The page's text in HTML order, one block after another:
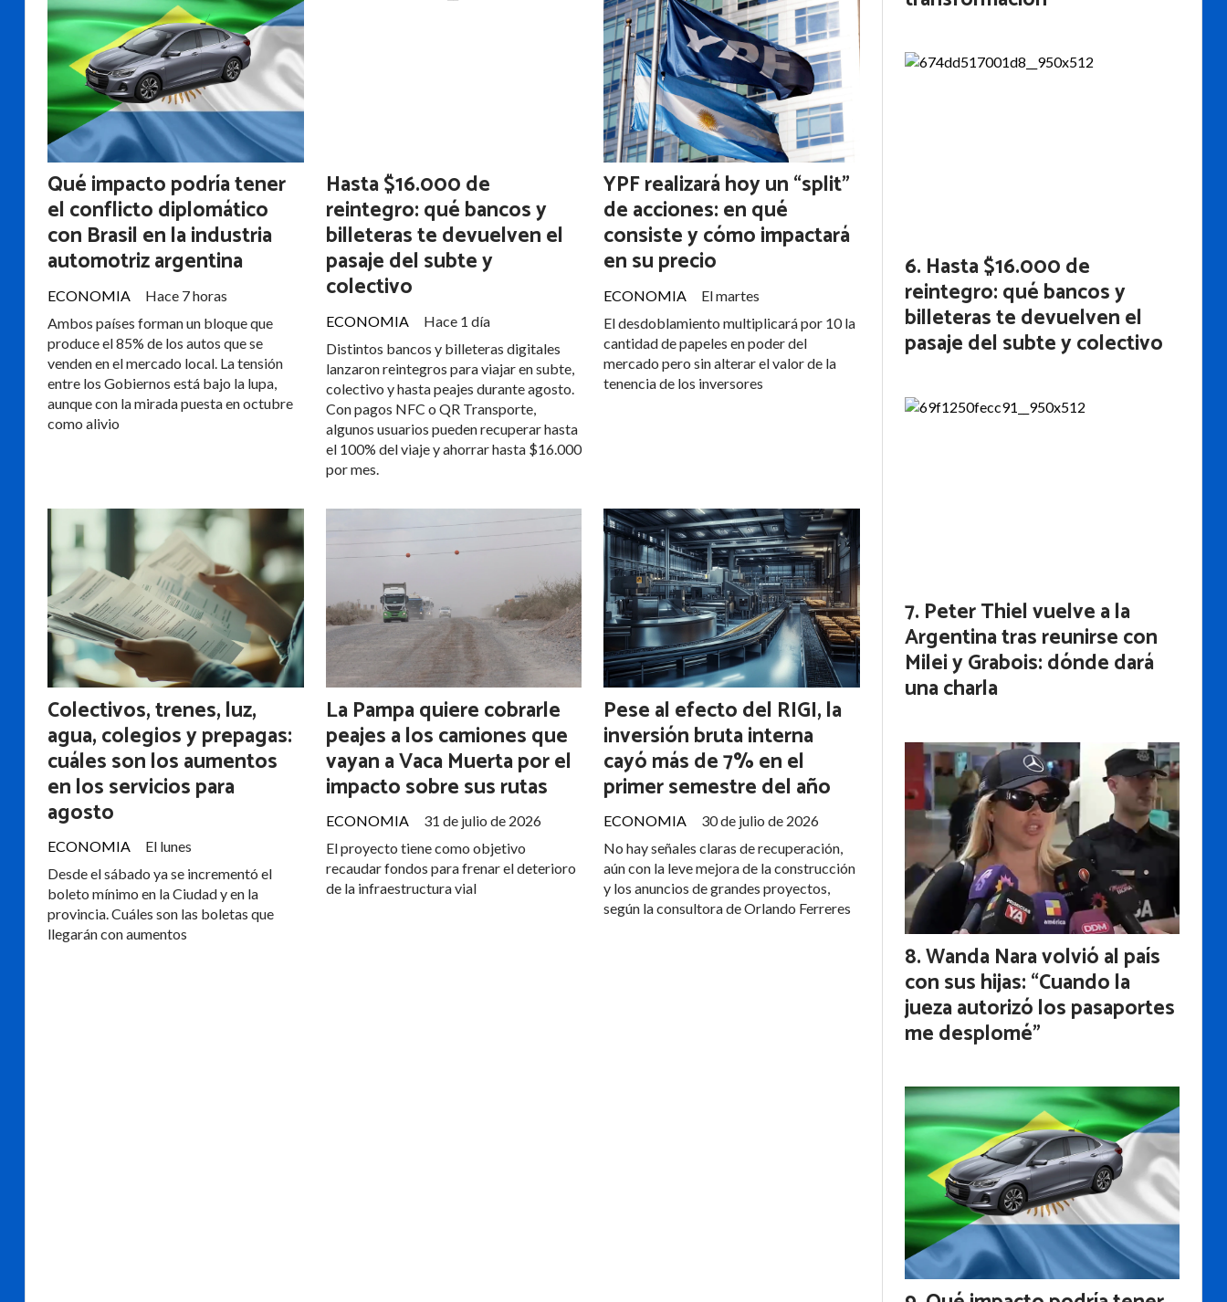
Qué impacto podría tener
el conflicto diplomático
con Brasil en la industria
automotriz argentina
ECONOMIA
Hace 7 horas
Ambos países forman un bloque que
produce el 85% de los autos que se
venden en el mercado local. La tensión
entre los Gobiernos está bajo la lupa,
aunque con la mirada puesta en octubre
como alivio
Hasta $16.000 de
reintegro: qué bancos y
billeteras te devuelven el
pasaje del subte y
colectivo
ECONOMIA
Hace 1 día
Distintos bancos y billeteras digitales
lanzaron reintegros para viajar en subte,
colectivo y hasta peajes durante agosto.
Con pagos NFC o QR Transporte,
algunos usuarios pueden recuperar hasta
el 100% del viaje y ahorrar hasta $16.000
por mes.
YPF realizará hoy un “split”
de acciones: en qué
consiste y cómo impactará
en su precio
ECONOMIA
El martes
El desdoblamiento multiplicará por 10 la
cantidad de papeles en poder del
mercado pero sin alterar el valor de la
tenencia de los inversores
Colectivos, trenes, luz,
agua, colegios y prepagas:
cuáles son los aumentos
en los servicios para
agosto
ECONOMIA
El lunes
Desde el sábado ya se incrementó el
boleto mínimo en la Ciudad y en la
provincia. Cuáles son las boletas que
llegarán con aumentos
La Pampa quiere cobrarle
peajes a los camiones que
vayan a Vaca Muerta por el
impacto sobre sus rutas
ECONOMIA
31 de julio de 2026
El proyecto tiene como objetivo
recaudar fondos para frenar el deterioro
de la infraestructura vial
Pese al efecto del RIGI, la
inversión bruta interna
cayó más de 7% en el
primer semestre del año
ECONOMIA
30 de julio de 2026
No hay señales claras de recuperación,
aún con la leve mejora de la construcción
y los anuncios de grandes proyectos,
según la consultora de Orlando Ferreres
Hasta $16.000 de
reintegro: qué bancos y
billeteras te devuelven el
pasaje del subte y colectivo
Peter Thiel vuelve a la
Argentina tras reunirse con
Milei y Grabois: dónde dará
una charla
Wanda Nara volvió al país
con sus hijas: “Cuando la
jueza autorizó los pasaportes
me desplomé”